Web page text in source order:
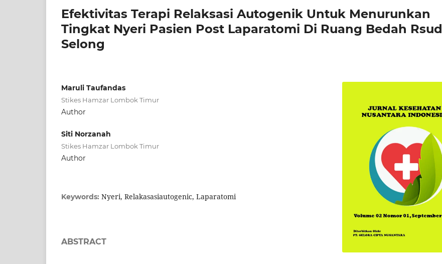
Efektivitas Terapi Relaksasi Autogenik Untuk Menurunkan
Tingkat Nyeri Pasien Post Laparatomi Di Ruang Bedah Rsud
Selong
Maruli Taufandas
Stikes Hamzar Lombok Timur
Author
Siti Norzanah
Stikes Hamzar Lombok Timur
Author
Keywords: Nyeri, Relakasasiautogenic, Laparatomi
ABSTRACT